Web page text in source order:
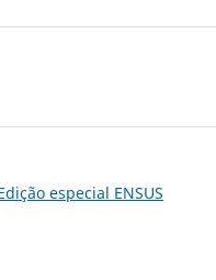
especial ENSUS